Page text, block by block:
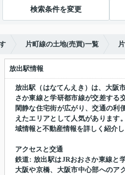
検索条件を変更
片町線の土地(売買)一覧
放出駅情報
放出駅（はなてんえき）は、大阪
さか東線と学研都市線が交差する
閑静な住宅街が広がり、交通の利
えたエリアとして人気があります
域情報と不動産情報を詳しく紹介し
アクセスと交通
鉄道: 放出駅はJRおおさか東線と
大阪や京橋、大阪市中心部へのア